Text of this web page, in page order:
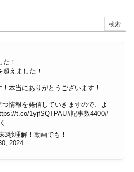
！
えました！
本当にありがとうございます！
情報を発信していきますので、よ
t.co/1yjfSQTPAU#記事数4400#
秒理解！動画でも！
2024